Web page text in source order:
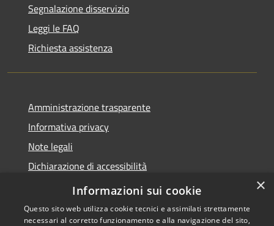
Segnalazione disservizio
Leggi le FAQ
Richiesta assistenza
Amministrazione trasparente
Informativa privacy
Note legali
Dichiarazione di accessibilità
IBAN e pagamenti informatici
×
Informazioni sui cookie
Questo sito web utilizza cookie tecnici e assimilati strettamente
necessari al corretto funzionamento e alla navigazione del sito,